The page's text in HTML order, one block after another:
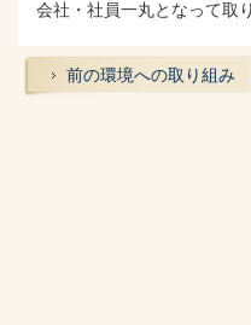
会社・社員一丸となって取
前の環境への取り組み